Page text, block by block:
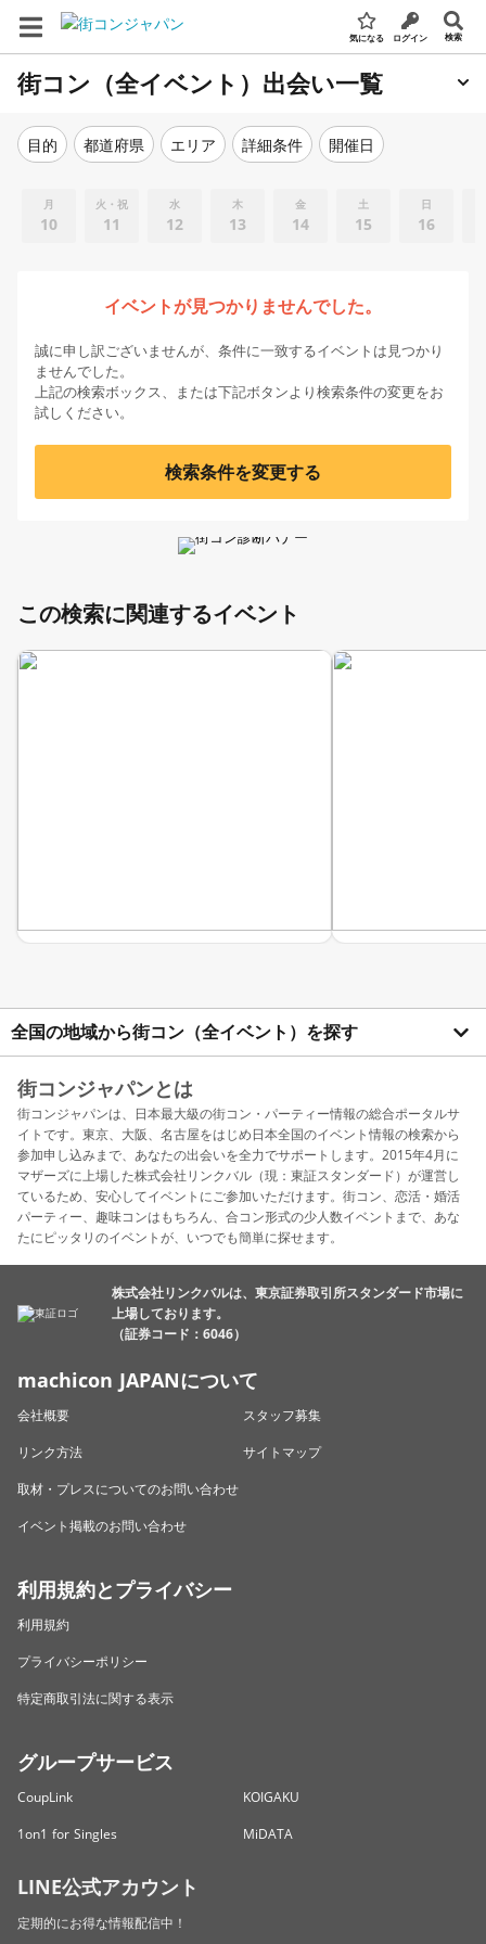
気になる ログイン 検索
街コン（全イベント）出会い一覧
目的 都道府県 エリア 詳細条件 開催日
月
10
火・祝
11
水
12
木
13
金
14
土
15
日
16
イベントが見つかりませんでした。
誠に申し訳ございませんが、条件に一致するイベントは見つかり
ませんでした。
上記の検索ボックス、または下記ボタンより検索条件の変更をお
試しください。
検索条件を変更する
この検索に関連するイベント
全国の地域から街コン（全イベント）を探す
街コンジャパンとは
街コンジャパンは、日本最大級の街コン・パーティー情報の総合ポータルサ
イトです。東京、大阪、名古屋をはじめ日本全国のイベント情報の検索から
参加申し込みまで、あなたの出会いを全力でサポートします。2015年4月に
マザーズに上場した株式会社リンクバル（現：東証スタンダード）が運営し
ているため、安心してイベントにご参加いただけます。街コン、恋活・婚活
パーティー、趣味コンはもちろん、合コン形式の少人数イベントまで、あな
たにピッタリのイベントが、いつでも簡単に探せます。
株式会社リンクバルは、東京証券取引所スタンダード市場に
上場しております。
（証券コード：6046）
machicon JAPANについて
会社概要
スタッフ募集
リンク方法
サイトマップ
取材・プレスについてのお問い合わせ
イベント掲載のお問い合わせ
利用規約とプライバシー
利用規約
プライバシーポリシー
特定商取引法に関する表示
グループサービス
CoupLink
KOIGAKU
1on1 for Singles
MiDATA
LINE公式アカウント
定期的にお得な情報配信中！